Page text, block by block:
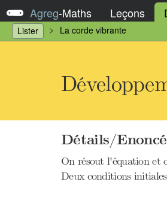
Agreg-Maths Leçons
Lister La corde vibrante
Détails/
On résout l'équation et
Deux conditions